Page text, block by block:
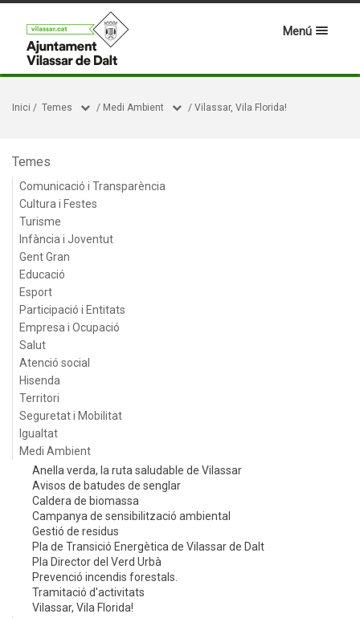
Menú
Inici / Temes / Medi Ambient / Vilassar, Vila Florida!
Temes
Comunicació i Transparència
Cultura i Festes
Turisme
Infància i Joventut
Gent Gran
Educació
Esport
Participació i Entitats
Empresa i Ocupació
Salut
Atenció social
Hisenda
Territori
Seguretat i Mobilitat
Igualtat
Medi Ambient
Anella verda, la ruta saludable de Vilassar
Avisos de batudes de senglar
Caldera de biomassa
Campanya de sensibilització ambiental
Gestió de residus
Pla de Transició Energètica de Vilassar de Dalt
Pla Director del Verd Urbà
Prevenció incendis forestals.
Tramitació d'activitats
Vilassar, Vila Florida!